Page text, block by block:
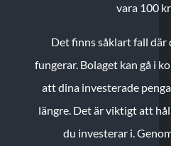
vara 100
Det finns såklart fall
fungerar. Bolaget kan gå i
att dina investerade
längre. Det är viktigt att
du investerar i.